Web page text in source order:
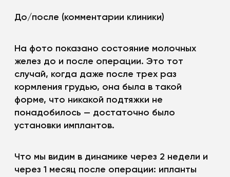
До/после (комментарии клиники)
На фото показано состояние молочных
желез до и после операции. Это тот
случай, когда даже после трех раз
кормления грудью, она была в такой
форме, что никакой подтяжки не
понадобилось — достаточно было
установки имплантов.
Что мы видим в динамике через 2 недели и
через 1 месяц после операции: ипланты